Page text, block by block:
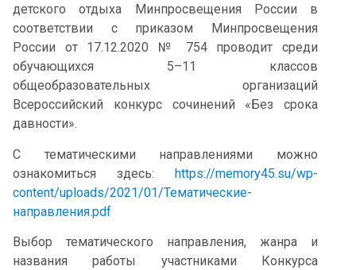
детского отдыха Минпросвещения России в
соответствии с приказом Минпросвещения
России от 17.12.2020 № 754 проводит среди
обучающихся 5–11 классов
общеобразовательных организаций
Всероссийский конкурс сочинений «Без срока
давности».
С тематическими направлениями можно
ознакомиться здесь: https://memory45.su/wp-
content/uploads/2021/01/Тематические-
направления.pdf
Выбор тематического направления, жанра и
названия работы участниками Конкурса